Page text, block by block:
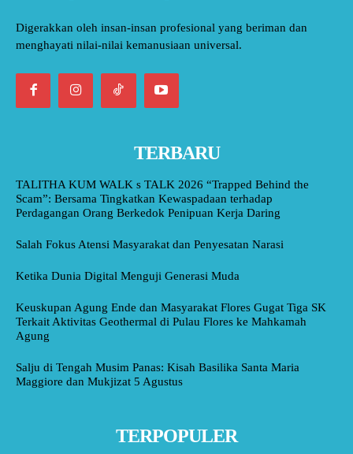
Digerakkan oleh insan-insan profesional yang beriman dan
menghayati nilai-nilai kemanusiaan universal.
TERBARU
TALITHA KUM WALK s TALK 2026 “Trapped Behind the
Scam”: Bersama Tingkatkan Kewaspadaan terhadap
Perdagangan Orang Berkedok Penipuan Kerja Daring
Salah Fokus Atensi Masyarakat dan Penyesatan Narasi
Ketika Dunia Digital Menguji Generasi Muda
Keuskupan Agung Ende dan Masyarakat Flores Gugat Tiga SK
Terkait Aktivitas Geothermal di Pulau Flores ke Mahkamah
Agung
Salju di Tengah Musim Panas: Kisah Basilika Santa Maria
Maggiore dan Mukjizat 5 Agustus
TERPOPULER